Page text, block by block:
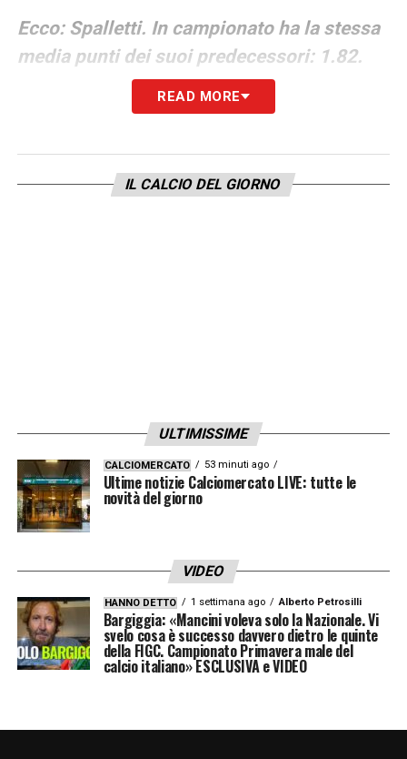
Ecco: Spalletti. In campionato ha la stessa
media punti dei suoi predecessori: 1.82.
Invece Motta aveva 1.79 e Tudor 1.76. E
anche la posizione in classifica diventa
Martedì contro il Galatasaray
può rimediare con un’impresa, in
LA PLAYLIST DELLE NOSTRE TOP NEWS
READ MORE
IL CALCIO DEL GIORNO
ULTIMISSIME
CALCIOMERCATO 53 minuti ago
Ultime notizie Calciomercato LIVE: tutte le
novità del giorno
VIDEO
HANNO DETTO 1 settimana ago Alberto Petrosilli
Bargiggia: «Mancini voleva solo la Nazionale. Vi
svelo cosa è successo davvero dietro le quinte
della FIGC. Campionato Primavera male del
calcio italiano» ESCLUSIVA e VIDEO